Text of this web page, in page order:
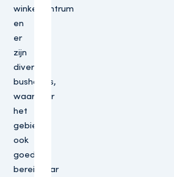
winkelcentrum
en
er
zijn
diverse
bushaltes,
waardoor
het
gebied
ook
goed
bereikbaar